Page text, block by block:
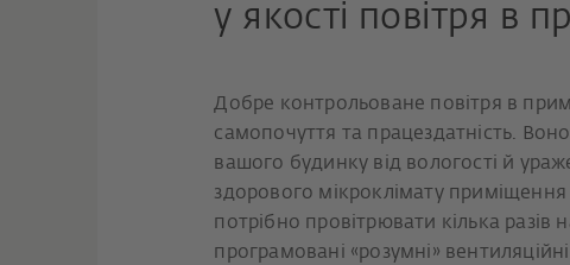
у якості повітря в
Добре контрольоване повітря в
самопочуття та працездатність.
вашого будинку від вологості й
здорового мікроклімату
потрібно провітрювати кілька
програмовані «розумні»